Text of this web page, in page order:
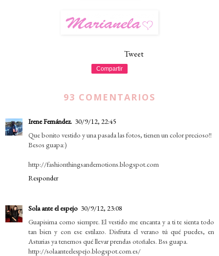
Tweet
Compartir
93 COMENTARIOS
Irene Fernández. 30/9/12, 22:45
Que bonito vestido y una pasada las fotos, tienen un color precioso!!
Besos guapa:)
http://fashionthingsandemotions.blogspot.com
Responder
Sola ante el espejo 30/9/12, 23:08
Guapisima como siempre. El vestido me encanta y a ti te sienta todo
tan bien y con ese estilazo. Disfruta el verano tú qué puedes, en
Asturias ya tenemos qué llevar prendas otoñales. Bss guapa.
http://solaanteelespejo.blogspot.com.es/